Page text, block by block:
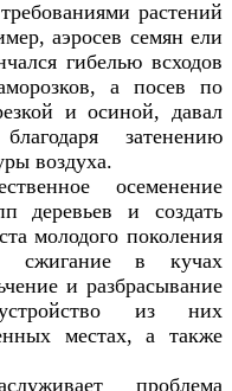
растений
аэросев семян ели
гибелью всходов
а посев по
и осиной, давал
затенению
воздуха.
осеменение
деревьев и создать
молодого поколения
сжигание в кучах
и разбрасывание
из них
местах, а также
проблема